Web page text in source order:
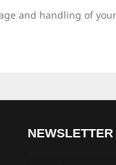
and handling of
NEWSLETTER